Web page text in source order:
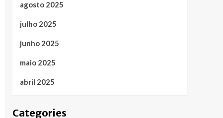
agosto 2025
julho 2025
junho 2025
maio 2025
abril 2025
Categories